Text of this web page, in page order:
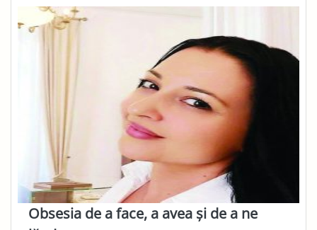
Obsesia de a face, a avea și de a ne